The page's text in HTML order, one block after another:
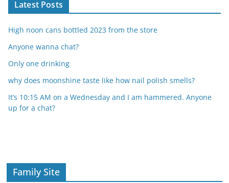
Latest Posts
High noon cans bottled 2023 from the store
Anyone wanna chat?
Only one drinking
why does moonshine taste like how nail polish smells?
It’s 10:15 AM on a Wednesday and I am hammered. Anyone
up for a chat?
Family Site